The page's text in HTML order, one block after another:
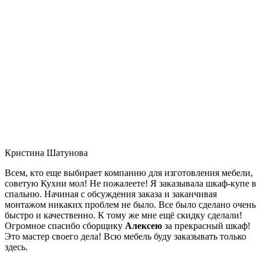
Кристина Шатунова
Всем, кто еще выбирает компанию для изготовления мебели,
советую Кухни мол! Не пожалеете! Я заказывала шкаф-купе в
спальню. Начиная с обсуждения заказа и заканчивая
монтажом никаких проблем не было. Все было сделано очень
быстро и качественно. К тому же мне ещё скидку сделали!
Огромное спасибо сборщику Алексею за прекрасный шкаф!
Это мастер своего дела! Всю мебель буду заказывать только
здесь.